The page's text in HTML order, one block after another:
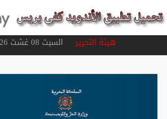
هيئة التحريرالسبت 08 غشت 2026 العدد : 5492